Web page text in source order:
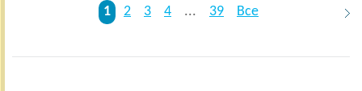
1 2 3 4 ... 39 Все